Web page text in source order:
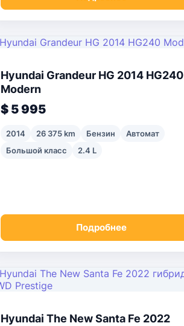
Hyundai Grandeur HG 2014 HG240
Modern
$ 5 995
2014 26 375 km Бензин
Автомат
Большой класс
2.4 L
Подробнее
Hyundai The New Santa Fe 2022